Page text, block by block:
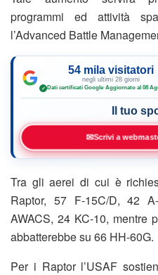
programmi ed attività
l’Advanced Battle
54 mila visitatori
negli ultimi 28 giorni
✓ Dati certificati Google·Aggiornato al 08
Il tuo
✉Scrivi a
Tra gli aerei di cui è
Raptor, 57 F-15C/D, 42
AWACS, 24 KC-10, mentre
abbatterebbe su 66 HH-60G.
Per i Raptor l’USAF